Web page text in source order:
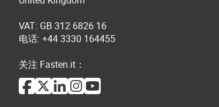
VAT: GB 312 6826 16
电话: +44 3330 164455
关注 Fasten.it：